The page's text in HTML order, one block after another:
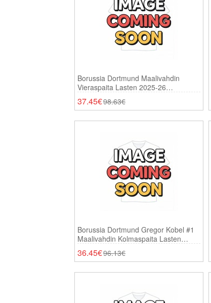
Borussia Dortmund Maalivahdin
Vieraspaita Lasten 2025-26
Pitkähihainen (+ Shortsit)
37.45€98.63€
Borussia Dortmund Gregor Kobel #1
Maalivahdin Kolmaspaita Lasten
2025-26 Lyhythihainen (+ Shortsit)
36.45€96.13€